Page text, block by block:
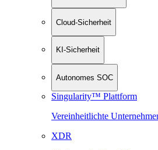
Cloud-Sicherheit
KI-Sicherheit
Autonomes SOC
Singularity™ Plattform
Vereinheitlichte
XDR